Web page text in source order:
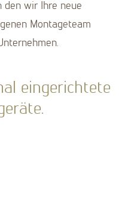
den wir Ihre neue
Montageteam
eingerichtete